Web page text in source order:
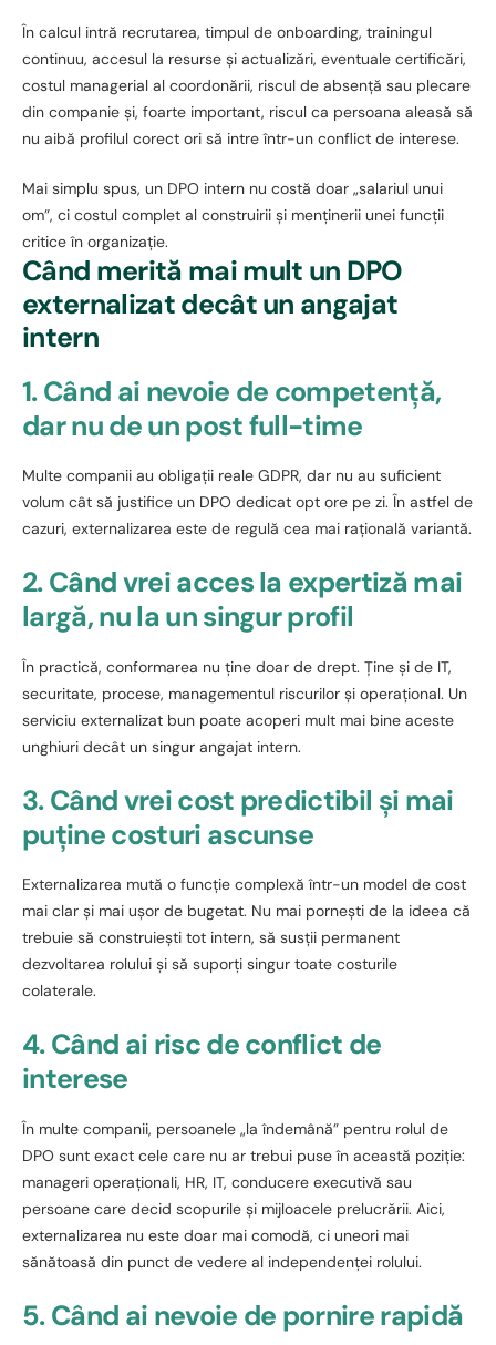
În calcul intră recrutarea, timpul de onboarding, trainingul
continuu, accesul la resurse și actualizări, eventuale certificări,
costul managerial al coordonării, riscul de absență sau plecare
din companie și, foarte important, riscul ca persoana aleasă să
nu aibă profilul corect ori să intre într-un conflict de interese.
Mai simplu spus, un DPO intern nu costă doar „salariul unui
om”, ci costul complet al construirii și menținerii unei funcții
critice în organizație.
Când merită mai mult un DPO
externalizat decât un angajat
intern
1. Când ai nevoie de competență,
dar nu de un post full-time
Multe companii au obligații reale GDPR, dar nu au suficient
volum cât să justifice un DPO dedicat opt ore pe zi. În astfel de
cazuri, externalizarea este de regulă cea mai rațională variantă.
2. Când vrei acces la expertiză mai
largă, nu la un singur profil
În practică, conformarea nu ține doar de drept. Ține și de IT,
securitate, procese, managementul riscurilor și operațional. Un
serviciu externalizat bun poate acoperi mult mai bine aceste
unghiuri decât un singur angajat intern.
3. Când vrei cost predictibil și mai
puține costuri ascunse
Externalizarea mută o funcție complexă într-un model de cost
mai clar și mai ușor de bugetat. Nu mai pornești de la ideea că
trebuie să construiești tot intern, să susții permanent
dezvoltarea rolului și să suporți singur toate costurile
colaterale.
4. Când ai risc de conflict de
interese
În multe companii, persoanele „la îndemână” pentru rolul de
DPO sunt exact cele care nu ar trebui puse în această poziție:
manageri operaționali, HR, IT, conducere executivă sau
persoane care decid scopurile și mijloacele prelucrării. Aici,
externalizarea nu este doar mai comodă, ci uneori mai
sănătoasă din punct de vedere al independenței rolului.
5. Când ai nevoie de pornire rapidă